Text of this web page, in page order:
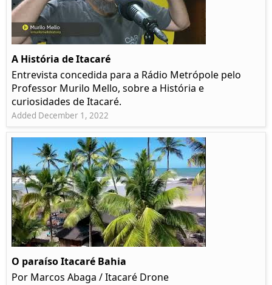
A História de Itacaré
Entrevista concedida para a Rádio Metrópole pelo
Professor Murilo Mello, sobre a História e
curiosidades de Itacaré.
Added December 1, 2022
O paraíso Itacaré Bahia
Por Marcos Abaga / Itacaré Drone